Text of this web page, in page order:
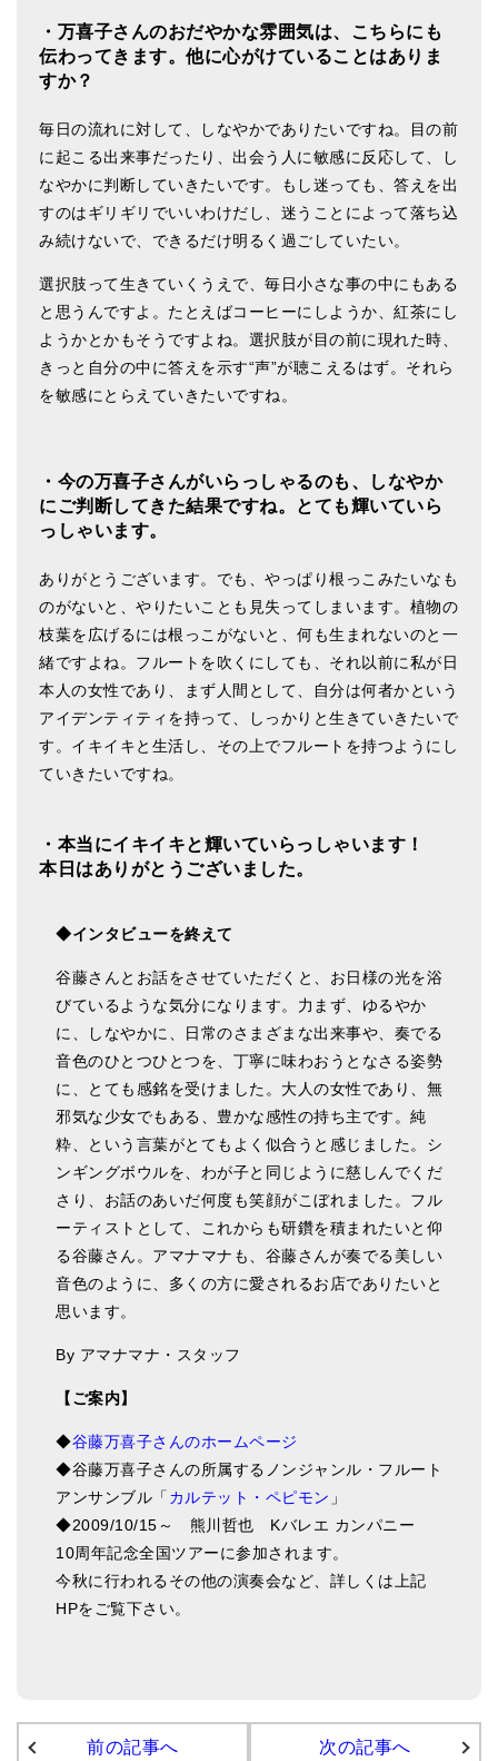
・万喜子さんのおだやかな雰囲気は、こちらにも
伝わってきます。他に心がけていることはありま
すか？
毎日の流れに対して、しなやかでありたいですね。目の前
に起こる出来事だったり、出会う人に敏感に反応して、し
なやかに判断していきたいです。もし迷っても、答えを出
すのはギリギリでいいわけだし、迷うことによって落ち込
み続けないで、できるだけ明るく過ごしていたい。
選択肢って生きていくうえで、毎日小さな事の中にもある
と思うんですよ。たとえばコーヒーにしようか、紅茶にし
ようかとかもそうですよね。選択肢が目の前に現れた時、
きっと自分の中に答えを示す“声”が聴こえるはず。それら
を敏感にとらえていきたいですね。
・今の万喜子さんがいらっしゃるのも、しなやか
にご判断してきた結果ですね。とても輝いていら
っしゃいます。
ありがとうございます。でも、やっぱり根っこみたいなも
のがないと、やりたいことも見失ってしまいます。植物の
枝葉を広げるには根っこがないと、何も生まれないのと一
緒ですよね。フルートを吹くにしても、それ以前に私が日
本人の女性であり、まず人間として、自分は何者かという
アイデンティティを持って、しっかりと生きていきたいで
す。イキイキと生活し、その上でフルートを持つようにし
ていきたいですね。
・本当にイキイキと輝いていらっしゃいます！
本日はありがとうございました。
◆インタビューを終えて
谷藤さんとお話をさせていただくと、お日様の光を浴
びているような気分になります。力まず、ゆるやか
に、しなやかに、日常のさまざまな出来事や、奏でる
音色のひとつひとつを、丁寧に味わおうとなさる姿勢
に、とても感銘を受けました。大人の女性であり、無
邪気な少女でもある、豊かな感性の持ち主です。純
粋、という言葉がとてもよく似合うと感じました。シ
ンギングボウルを、わが子と同じように慈しんでくだ
さり、お話のあいだ何度も笑顔がこぼれました。フル
ーティストとして、これからも研鑽を積まれたいと仰
る谷藤さん。アマナマナも、谷藤さんが奏でる美しい
音色のように、多くの方に愛されるお店でありたいと
思います。
By アマナマナ・スタッフ
【ご案内】
◆谷藤万喜子さんのホームページ
◆谷藤万喜子さんの所属するノンジャンル・フルート
アンサンブル「 カルテット・ペピモン 」
◆2009/10/15～ 熊川哲也 Kバレエ カンパニー
10周年記念全国ツアーに参加されます。
今秋に行われるその他の演奏会など、詳しくは上記
HPをご覧下さい。
前の記事へ 次の記事へ